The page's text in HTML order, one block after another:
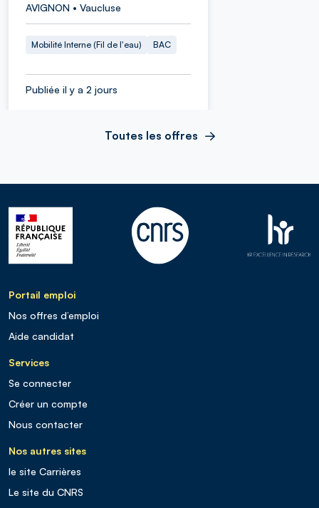
AVIGNON • Vaucluse
Mobilité Interne (Fil de l'eau) BAC
Publiée il y a 2 jours
Toutes les offres
Portail emploi
Nos offres d’emploi
Aide candidat
Services
Se connecter
Créer un compte
Nous contacter
Nos autres sites
le site Carrières
Le site du CNRS